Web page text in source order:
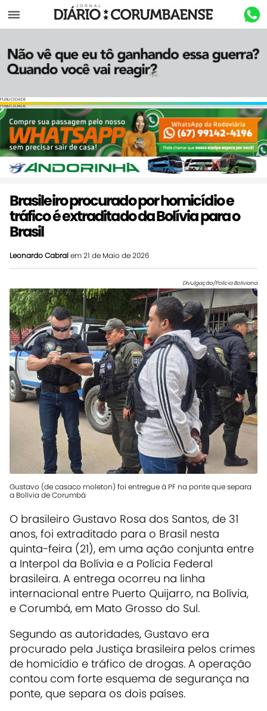
Menu
PUBLICIDADE
PUBLICIDADE
Brasileiro procurado por homicídio e
tráfico é extraditado da Bolívia para o
Brasil
Leonardo Cabralem 21 de Maio de 2026
Divulgação/Polícia Boliviana
Gustavo (de casaco moleton) foi entregue à PF na ponte que separa
a Bolívia de Corumbá
O brasileiro Gustavo Rosa dos Santos, de 31
anos, foi extraditado para o Brasil nesta
quinta-feira (21), em uma ação conjunta entre
a Interpol da Bolívia e a Polícia Federal
brasileira. A entrega ocorreu na linha
internacional entre Puerto Quijarro, na Bolívia,
e Corumbá, em Mato Grosso do Sul.
Segundo as autoridades, Gustavo era
procurado pela Justiça brasileira pelos crimes
de homicídio e tráfico de drogas. A operação
contou com forte esquema de segurança na
ponte, que separa os dois países.